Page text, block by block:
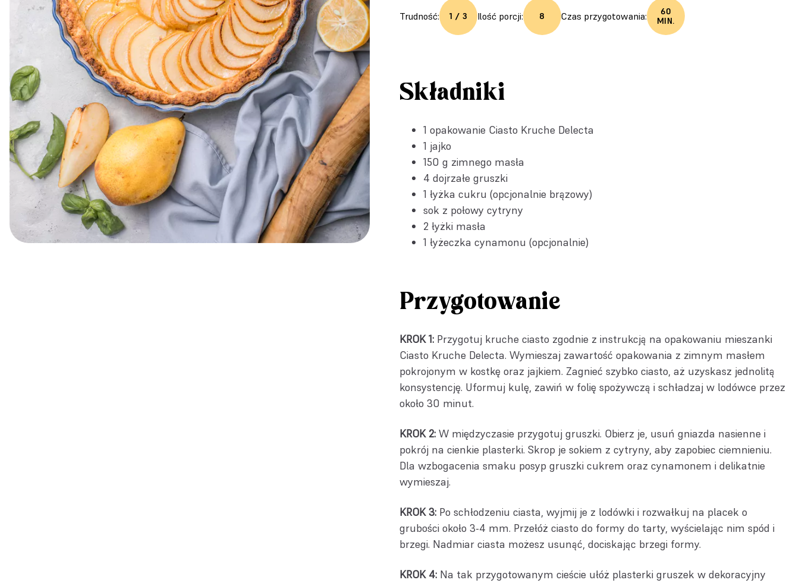
Trudność: 1 / 3 Ilość porcji: 8 Czas przygotowania:
60
MIN.
Składniki
1 opakowanie Ciasto Kruche Delecta
1 jajko
150 g zimnego masła
4 dojrzałe gruszki
1 łyżka cukru (opcjonalnie brązowy)
sok z połowy cytryny
2 łyżki masła
1 łyżeczka cynamonu (opcjonalnie)
Przygotowanie
KROK 1: Przygotuj kruche ciasto zgodnie z instrukcją na opakowaniu mieszanki
Ciasto Kruche Delecta. Wymieszaj zawartość opakowania z zimnym masłem
pokrojonym w kostkę oraz jajkiem. Zagnieć szybko ciasto, aż uzyskasz jednolitą
konsystencję. Uformuj kulę, zawiń w folię spożywczą i schładzaj w lodówce przez
około 30 minut.
KROK 2: W międzyczasie przygotuj gruszki. Obierz je, usuń gniazda nasienne i
pokrój na cienkie plasterki. Skrop je sokiem z cytryny, aby zapobiec ciemnieniu.
Dla wzbogacenia smaku posyp gruszki cukrem oraz cynamonem i delikatnie
wymieszaj.
KROK 3: Po schłodzeniu ciasta, wyjmij je z lodówki i rozwałkuj na placek o
grubości około 3-4 mm. Przełóż ciasto do formy do tarty, wyścielając nim spód i
brzegi. Nadmiar ciasta możesz usunąć, dociskając brzegi formy.
KROK 4: Na tak przygotowanym cieście ułóż plasterki gruszek w dekoracyjny